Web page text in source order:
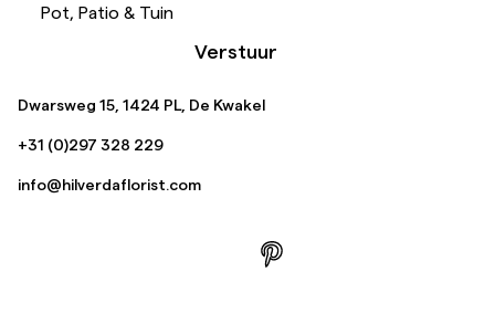
Pot, Patio & Tuin
Verstuur
Dwarsweg 15, 1424 PL, De Kwakel
+31 (0)297 328 229
info@hilverdaflorist.com